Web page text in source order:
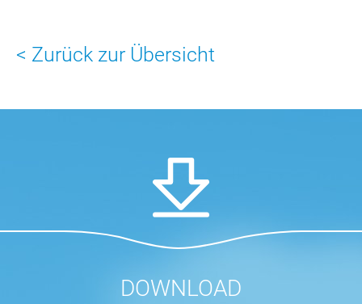
< Zurück zur Übersicht
DOWNLOAD